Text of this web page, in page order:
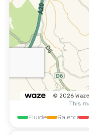
Fluide Ralenti